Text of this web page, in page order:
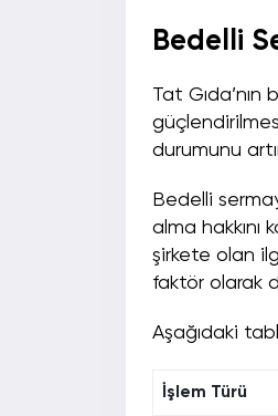
Bedelli
Tat Gıda’nın
durumunu
Bedelli
alma hakkını
şirkete olan
faktör olarak
Aşağıdaki
İşlem Türü